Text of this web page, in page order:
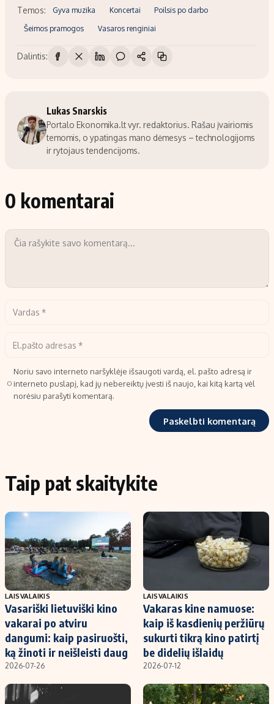
Temos: Gyva muzika Koncertai Poilsis po darbo
Šeimos pramogos Vasaros renginiai
Dalintis:
Lukas Snarskis
Portalo Ekonomika.lt vyr. redaktorius. Rašau įvairiomis
temomis, o ypatingas mano dėmesys – technologijoms
ir rytojaus tendencijoms.
0 komentarai
Noriu savo interneto naršyklėje išsaugoti vardą, el. pašto adresą ir
interneto puslapį, kad jų nebereiktų įvesti iš naujo, kai kitą kartą vėl
norėsiu parašyti komentarą.
Taip pat skaitykite
LAISVALAIKIS
Vasariški lietuviški kino
vakarai po atviru
dangumi: kaip pasiruošti,
ką žinoti ir neišleisti daug
2026-07-26
LAISVALAIKIS
Vakaras kine namuose:
kaip iš kasdienių peržiūrų
sukurti tikrą kino patirtį
be didelių išlaidų
2026-07-12